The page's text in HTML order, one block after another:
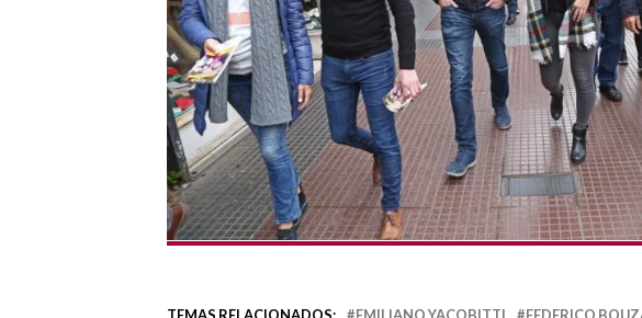
TEMAS RELACIONADOS: EMILIANO YACOBITTI FEDERICO